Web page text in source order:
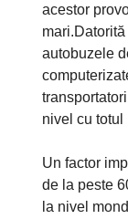
acestor
autobuzele
nivel cu totul
Un factor
de la peste
la nivel